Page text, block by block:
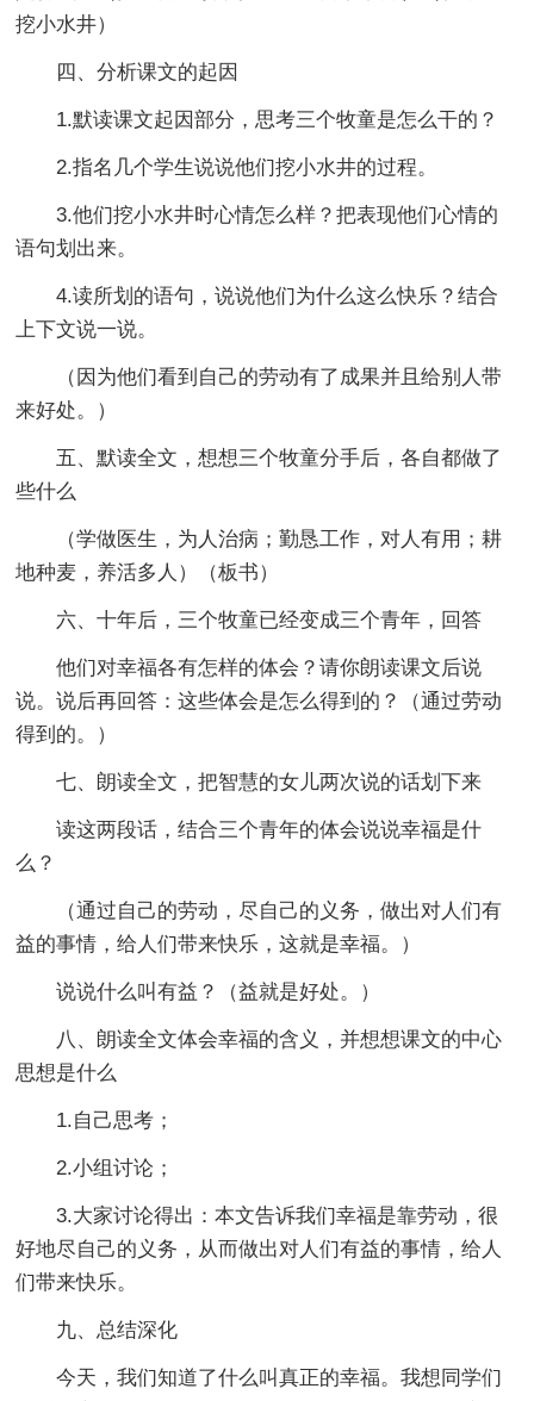
挖小水井）
四、分析课文的起因
1.默读课文起因部分，思考三个牧童是怎么干的？
2.指名几个学生说说他们挖小水井的过程。
3.他们挖小水井时心情怎么样？把表现他们心情的
语句划出来。
4.读所划的语句，说说他们为什么这么快乐？结合
上下文说一说。
（因为他们看到自己的劳动有了成果并且给别人带
来好处。）
五、默读全文，想想三个牧童分手后，各自都做了
些什么
（学做医生，为人治病；勤恳工作，对人有用；耕
地种麦，养活多人）（板书）
六、十年后，三个牧童已经变成三个青年，回答
他们对幸福各有怎样的体会？请你朗读课文后说
说。说后再回答：这些体会是怎么得到的？（通过劳动
得到的。）
七、朗读全文，把智慧的女儿两次说的话划下来
读这两段话，结合三个青年的体会说说幸福是什
么？
（通过自己的劳动，尽自己的义务，做出对人们有
益的事情，给人们带来快乐，这就是幸福。）
说说什么叫有益？（益就是好处。）
八、朗读全文体会幸福的含义，并想想课文的中心
思想是什么
1.自己思考；
2.小组讨论；
3.大家讨论得出：本文告诉我们幸福是靠劳动，很
好地尽自己的义务，从而做出对人们有益的事情，给人
们带来快乐。
九、总结深化
今天，我们知道了什么叫真正的幸福。我想同学们